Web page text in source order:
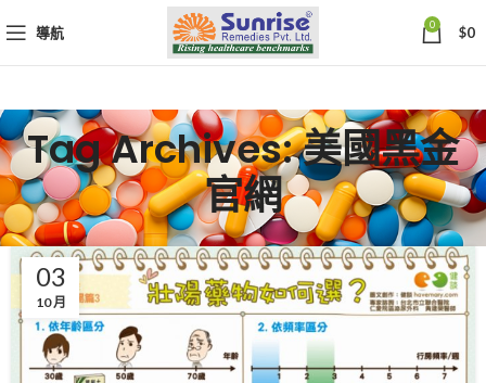
導航 0 $0
Tag Archives: 美國黑金
官網
03
10 月